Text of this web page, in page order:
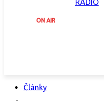
ON AIR
Články